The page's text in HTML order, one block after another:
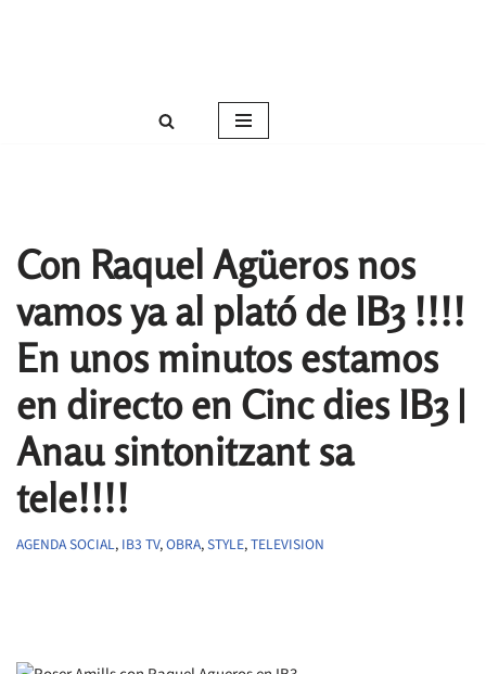
Con Raquel Agüeros nos
vamos ya al plató de IB3 !!!!
En unos minutos estamos
en directo en Cinc dies IB3 |
Anau sintonitzant sa
tele!!!!
AGENDA SOCIAL, IB3 TV,OBRA,STYLE,TELEVISION